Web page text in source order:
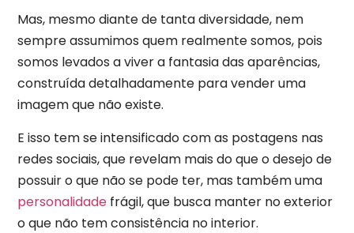
Mas, mesmo diante de tanta diversidade, nem
sempre assumimos quem realmente somos, pois
somos levados a viver a fantasia das aparências,
construída detalhadamente para vender uma
imagem que não existe.
E isso tem se intensificado com as postagens nas
redes sociais, que revelam mais do que o desejo de
possuir o que não se pode ter, mas também uma
personalidade frágil, que busca manter no exterior
o que não tem consistência no interior.